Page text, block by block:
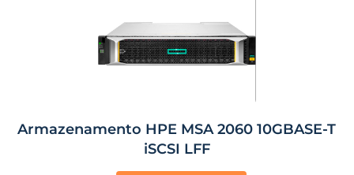
Armazenamento HPE MSA 2060 10GBASE-T
iSCSI LFF